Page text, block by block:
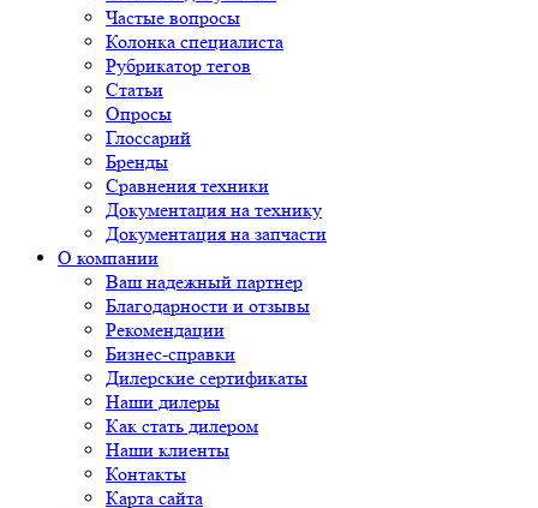
Частые вопросы
Колонка специалиста
Рубрикатор тегов
Статьи
Опросы
Глоссарий
Бренды
Сравнения техники
Документация на технику
Документация на запчасти
О компании
Ваш надежный партнер
Благодарности и отзывы
Рекомендации
Бизнес-справки
Дилерские сертификаты
Наши дилеры
Как стать дилером
Наши клиенты
Контакты
Карта сайта